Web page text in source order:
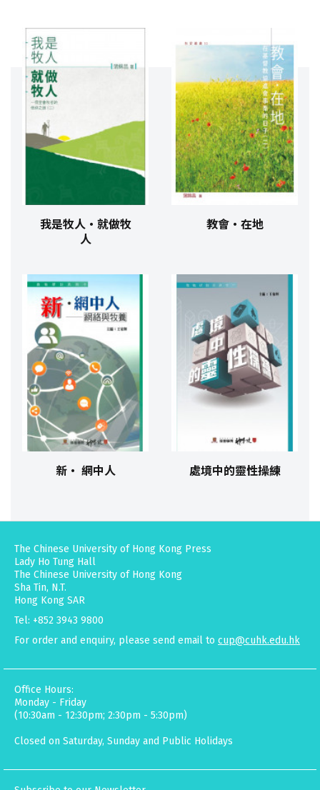
我是牧人‧就做牧
人
教會‧在地
新‧ 網中人 處境中的靈性操練
The Chinese University of Hong Kong Press
Lady Ho Tung Hall
The Chinese University of Hong Kong
Sha Tin, N.T.
Hong Kong SAR
Tel: +852 3943 9800
For order and enquiry, please send email to cup@cuhk.edu.hk
Office Hours:
Monday - Friday
(10:30am - 12:30pm; 2:30pm - 5:30pm)
Closed on Saturday, Sunday and Public Holidays